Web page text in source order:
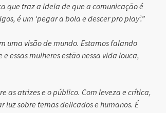
que traz a ideia de que a comunicação é
é um ‘pegar a bola e descer pro play’.”
uma visão de mundo. Estamos falando
essas mulheres estão nessa vida louca,
as atrizes e o público. Com leveza e crítica,
luz sobre temas delicados e humanos. É